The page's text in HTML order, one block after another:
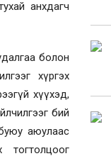
анхдагч
болон
хүргэх
хүүхэд,
бий
аюулаас
тогтолцоог